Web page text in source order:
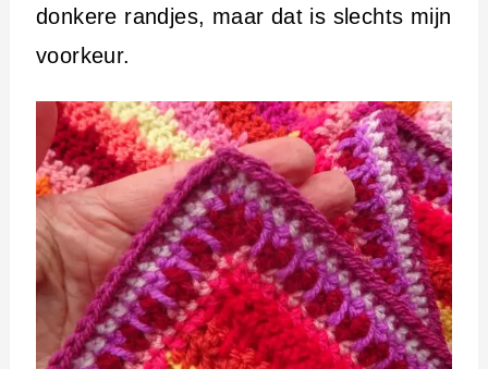
donkere randjes, maar dat is slechts mijn
voorkeur.